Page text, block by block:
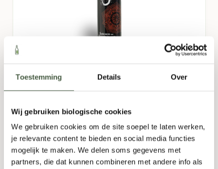
Toestemming Details Over
Wij gebruiken biologische cookies
We gebruiken cookies om de site soepel te laten werken,
je relevante content te bieden en social media functies
mogelijk te maken. We delen soms gegevens met
partners, die dat kunnen combineren met andere info als
San Dionisio Monastrell
Monastrell
Fruitig,Kruidig,Vol, Zacht
750ml